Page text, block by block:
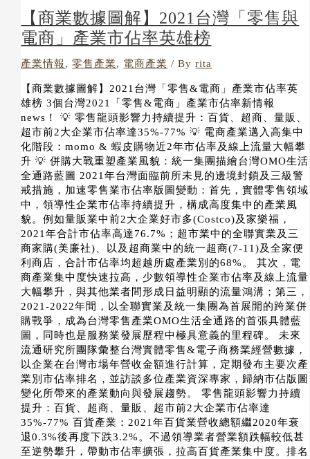
【商業數據圖解】2021台灣「零售與
電商」產業市佔率英雄榜
產業情報,零售產業, 電商產業 / Byrita
【商業數據圖解】2021台灣「零售&電商」產業市佔率英
雄榜 3個台灣2021「零售&電商」產業市佔率新情報
news！ 💡 零售龍頭影響力持續提升：百貨、超商、量販、
超市前2大企業市佔率達35%-77% 💡 電商產業邁入高集中
化階段：momo & 蝦皮購物近2年市佔率及線上流量大幅攀
升 💡 併購大戰重塑產業風貌：統一集團描繪台灣OMO生活
全通路藍圖 2021年台灣面臨前所未見的邊境封鎖及三級警
戒措施，加速零售業市佔率版圖變動：首先，實體零售領域
中，領導性企業市佔率持續提升，構成高度集中的產業風
貌。例如量販業中前2大企業好市多(Costco)及家樂福，
2021年合計市佔率高達76.7%；超市業中的全聯實業及三
商家購(美廉社)、以及超商業中的統一超商(7-11)及全家便
利商店，合計市佔率均超越所處產業別的68%。 其次，電
商產業集中度快速拉高，少數領導性企業市佔率及線上流量
大幅攀升，與其他業者間形成日益明顯的流量鴻溝；第三，
2021-2022年間，以全聯實業及統一集團為首展開的跨業併
購戰爭，成為台灣零售產業OMO生活全通路的首張具體藍
圖，同時也是服務業發展歷程中極具意義的里程碑。 未來
流通研究所團隊彙整台灣實體零售&電子商務業經營數據，
以企業在台灣市場年營收金額進行計算，定期發布主要次產
業別市佔率排名，並訪談多位產業資深專家，歸納市佔版圖
變化所帶來的產業動向與發展趨勢。 零售龍頭影響力持續
提升：百貨、超商、量販、超市前2大企業市佔率達
35%-77% 百貨產業：2021年百貨業營收總額繼2020年衰
退0.3%後再度下跌3.2%。不過領導業者營業額跌幅較低甚
至逆勢攀升，帶動市佔率擴張，拉高百貨產業集中度。排名